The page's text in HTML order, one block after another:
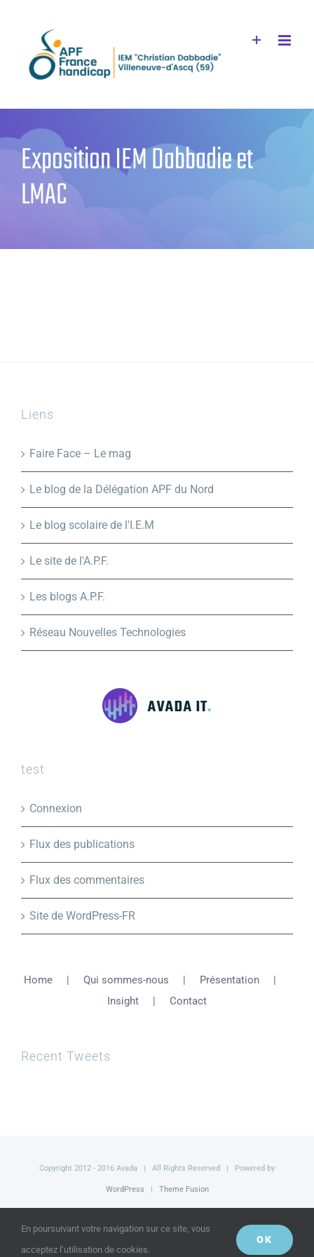
contenu
Exposition IEM Dabbadie et
LMAC
Liens
Faire Face – Le mag
Le blog de la Délégation APF du Nord
Le blog scolaire de l'I.E.M
Le site de l'A.P.F.
Les blogs A.P.F.
Réseau Nouvelles Technologies
test
Connexion
Flux des publications
Flux des commentaires
Site de WordPress-FR
Home Qui sommes-nous
Présentation
Insight
Contact
Recent Tweets
Copyright 2012 - 2016 Avada | All Rights Reserved | Powered by
WordPress | Theme Fusion
FacebookTwitterYouTube
En poursuivant votre navigation sur ce site, vous
acceptez l’utilisation de cookies.
OK